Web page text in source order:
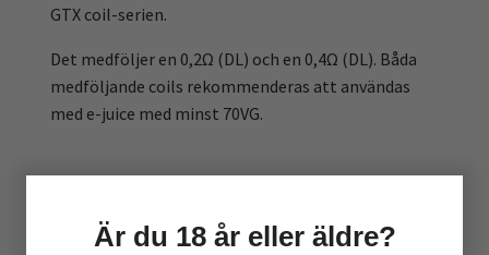
Är du 18 år eller äldre?
GTX coil-serien.
Det medföljer en 0,2Ω (DL) och en 0,4Ω (DL). Båda
medföljande coils rekommenderas att användas
med e-juice med minst 70VG.